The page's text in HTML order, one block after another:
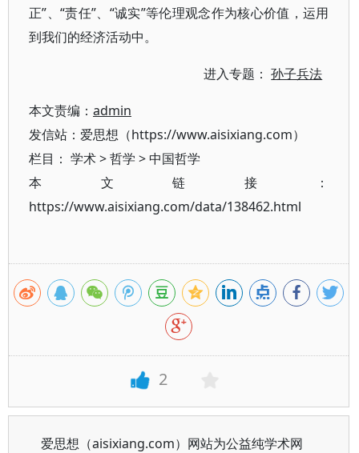
正”、“责任”、“诚实”等伦理观念作为核心价值，运用
到我们的经济活动中。
进入专题：孙子兵法
本文责编： admin
发信站：爱思想（https://www.aisixiang.com）
栏目： 学术>哲学 >中国哲学
本文链接：
https://www.aisixiang.com/data/138462.html
2
爱思想（aisixiang.com）网站为公益纯学术网